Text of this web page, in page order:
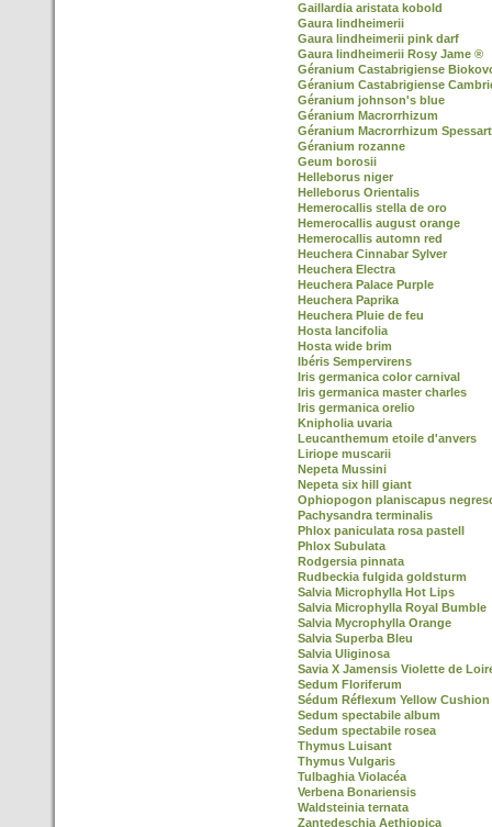
Gaillardia aristata kobold
Gaura lindheimerii
Gaura lindheimerii pink darf
Gaura lindheimerii Rosy Jame ®
Géranium Castabrigiense
Géranium Castabrigiense
Géranium johnson's blue
Géranium Macrorrhizum
Géranium Macrorrhizum Spessart
Géranium rozanne
Geum borosii
Helleborus niger
Helleborus Orientalis
Hemerocallis stella de oro
Hemerocallis august orange
Hemerocallis automn red
Heuchera Cinnabar Sylver
Heuchera Electra
Heuchera Palace Purple
Heuchera Paprika
Heuchera Pluie de feu
Hosta lancifolia
Hosta wide brim
Ibéris Sempervirens
Iris germanica color carnival
Iris germanica master charles
Iris germanica orelio
Knipholia uvaria
Leucanthemum etoile d'anvers
Liriope muscarii
Nepeta Mussini
Nepeta six hill giant
Ophiopogon planiscapus
Pachysandra terminalis
Phlox paniculata rosa pastell
Phlox Subulata
Rodgersia pinnata
Rudbeckia fulgida goldsturm
Salvia Microphylla Hot Lips
Salvia Microphylla Royal Bumble
Salvia Mycrophylla Orange
Salvia Superba Bleu
Salvia Uliginosa
Savia X Jamensis Violette de
Sedum Floriferum
Sédum Réflexum Yellow Cushion
Sedum spectabile album
Sedum spectabile rosea
Thymus Luisant
Thymus Vulgaris
Tulbaghia Violacéa
Verbena Bonariensis
Waldsteinia ternata
Zantedeschia Aethiopica